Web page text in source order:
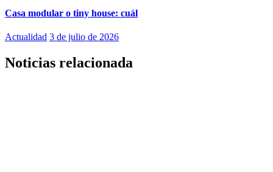
Casa modular o tiny house: cuál
Actualidad 3 de julio de 2026
Noticias relacionada